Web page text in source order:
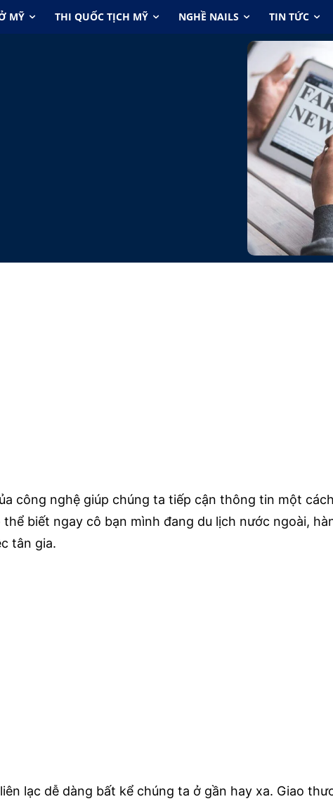
MỸ THI QUỐC TỊCH MỸ NGHỀ NAILS TIN TỨC
công nghệ giúp chúng ta tiếp cận thông tin một
biết ngay cô bạn mình đang du lịch nước ngoài,
tân gia.
lạc dễ dàng bất kể chúng ta ở gần hay xa. Giao